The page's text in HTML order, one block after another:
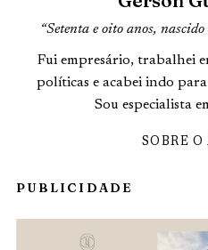
“Setenta e oito anos,
Fui empresário, trabalhei
políticas e acabei indo
Sou especialista
SOBRE
PUBLICIDADE